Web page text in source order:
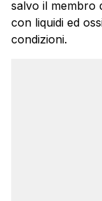
salvo il membro
con liquidi ed
condizioni.